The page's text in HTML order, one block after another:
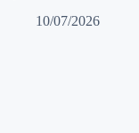
10/07/2026